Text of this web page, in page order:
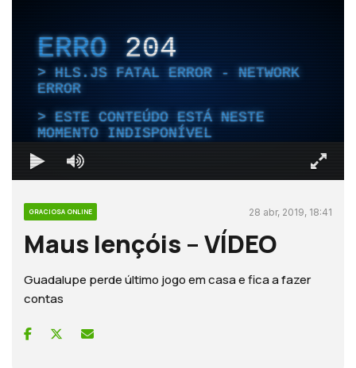
ERRO204
HLS.JS FATAL ERROR - NETWORK
ERROR
ESTE CONTEÚDO ESTÁ NESTE
MOMENTO INDISPONÍVEL
GRACIOSA ONLINE 28 abr, 2019, 18:41
Maus lençóis – VÍDEO
Guadalupe perde último jogo em casa e fica a fazer
contas